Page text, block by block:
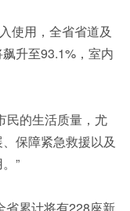
使用，全省省道及
升至93.1%，室内
民的生活质量，尤
保障紧急救援以及
”
省累计将有228座新